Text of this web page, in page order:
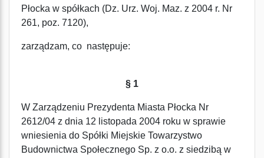
Płocka w spółkach (Dz. Urz. Woj. Maz. z 2004 r. Nr
261, poz. 7120),
zarządzam, co następuje:
§ 1
W Zarządzeniu Prezydenta Miasta Płocka Nr
2612/04 z dnia 12 listopada 2004 roku w sprawie
wniesienia do Spółki Miejskie Towarzystwo
Budownictwa Społecznego Sp. z o.o. z siedzibą w